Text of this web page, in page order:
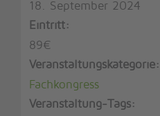
18. September 2024
Eintritt:
89€
Veranstaltungskategorie:
Fachkongress
Veranstaltung-Tags: